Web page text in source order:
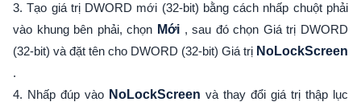
3. Tạo giá trị DWORD mới (32-bit) bằng cách nhấp chuột phải
vào khung bên phải, chọn Mới, sau đó chọn Giá trị DWORD
(32-bit) và đặt tên cho DWORD (32-bit) Giá trị NoLockScreen
.
4. Nhấp đúp vào NoLockScreen và thay đổi giá trị thập lục